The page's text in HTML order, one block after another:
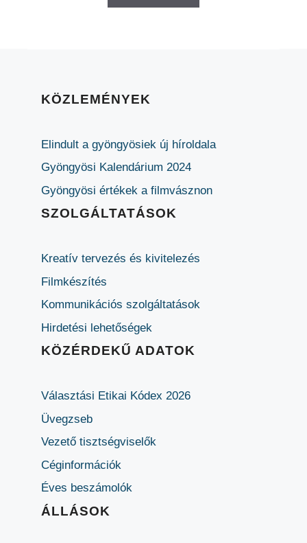
KÖZLEMÉNYEK
Elindult a gyöngyösiek új híroldala
Gyöngyösi Kalendárium 2024
Gyöngyösi értékek a filmvásznon
SZOLGÁLTATÁSOK
Kreatív tervezés és kivitelezés
Filmkészítés
Kommunikációs szolgáltatások
Hirdetési lehetőségek
KÖZÉRDEKŰ ADATOK
Választási Etikai Kódex 2026
Üvegzseb
Vezető tisztségviselők
Céginformációk
Éves beszámolók
ÁLLÁSOK